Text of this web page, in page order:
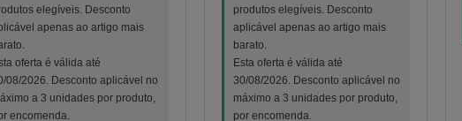
elegíveis. Desconto
apenas ao artigo mais
oferta é válida até
08/2026. Desconto aplicável no
a 3 unidades por produto,
encomenda.
produtos elegíveis. Desconto
aplicável apenas ao artigo mais
barato.
Esta oferta é válida até
30/08/2026. Desconto aplicável no
máximo a 3 unidades por produto,
por encomenda.